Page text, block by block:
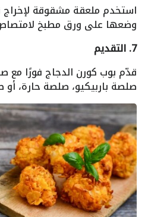
استخدم ملعقة مشقوقة لإخراج
وضعها على ورق مطبخ لامتصاص
7. التقديم
قدّم بوب كورن الدجاج فورًا مع
صلصة باربيكيو، صلصة حارة، أو